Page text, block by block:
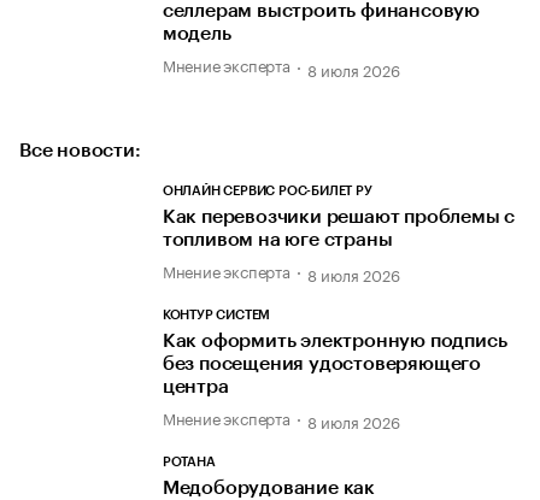
селлерам выстроить финансовую
модель
Мнение эксперта 8 июля 2026
Все новости:
ОНЛАЙН СЕРВИС РОС-БИЛЕТ РУ
Как перевозчики решают проблемы с
топливом на юге страны
Мнение эксперта 8 июля 2026
КОНТУР СИСТЕМ
Как оформить электронную подпись
без посещения удостоверяющего
центра
Мнение эксперта 8 июля 2026
РОТАНА
Медоборудование как